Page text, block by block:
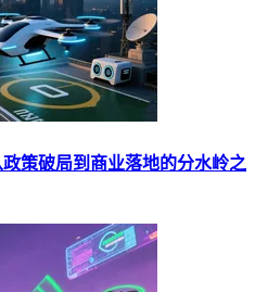
策破局到商业落地的分水岭之